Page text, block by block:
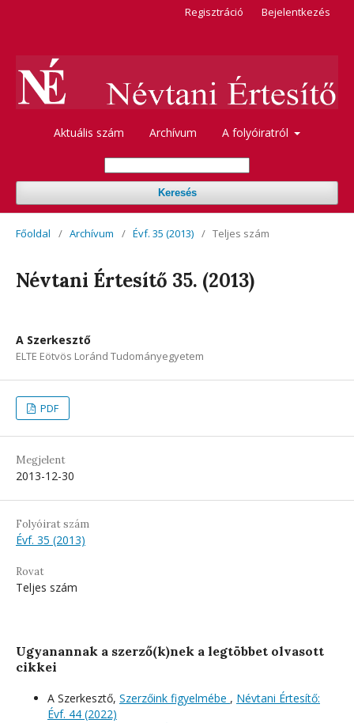
Aktuális szám Archívum A folyóiratról
Keresés
Regisztráció Bejelentkezés
Főoldal / Archívum / Évf. 35 (2013) / Teljes szám
Névtani Értesítő 35. (2013)
A Szerkesztő
ELTE Eötvös Loránd Tudományegyetem
PDF
Megjelent
2013-12-30
Folyóirat szám
Évf. 35 (2013)
Rovat
Teljes szám
Ugyanannak a szerző(k)nek a legtöbbet olvasott
cikkei
A Szerkesztő, Szerzőink figyelmébe , Névtani Értesítő:
Évf. 44 (2022)